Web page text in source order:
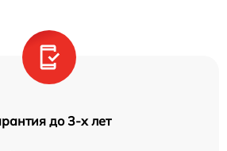
до 3-х лет